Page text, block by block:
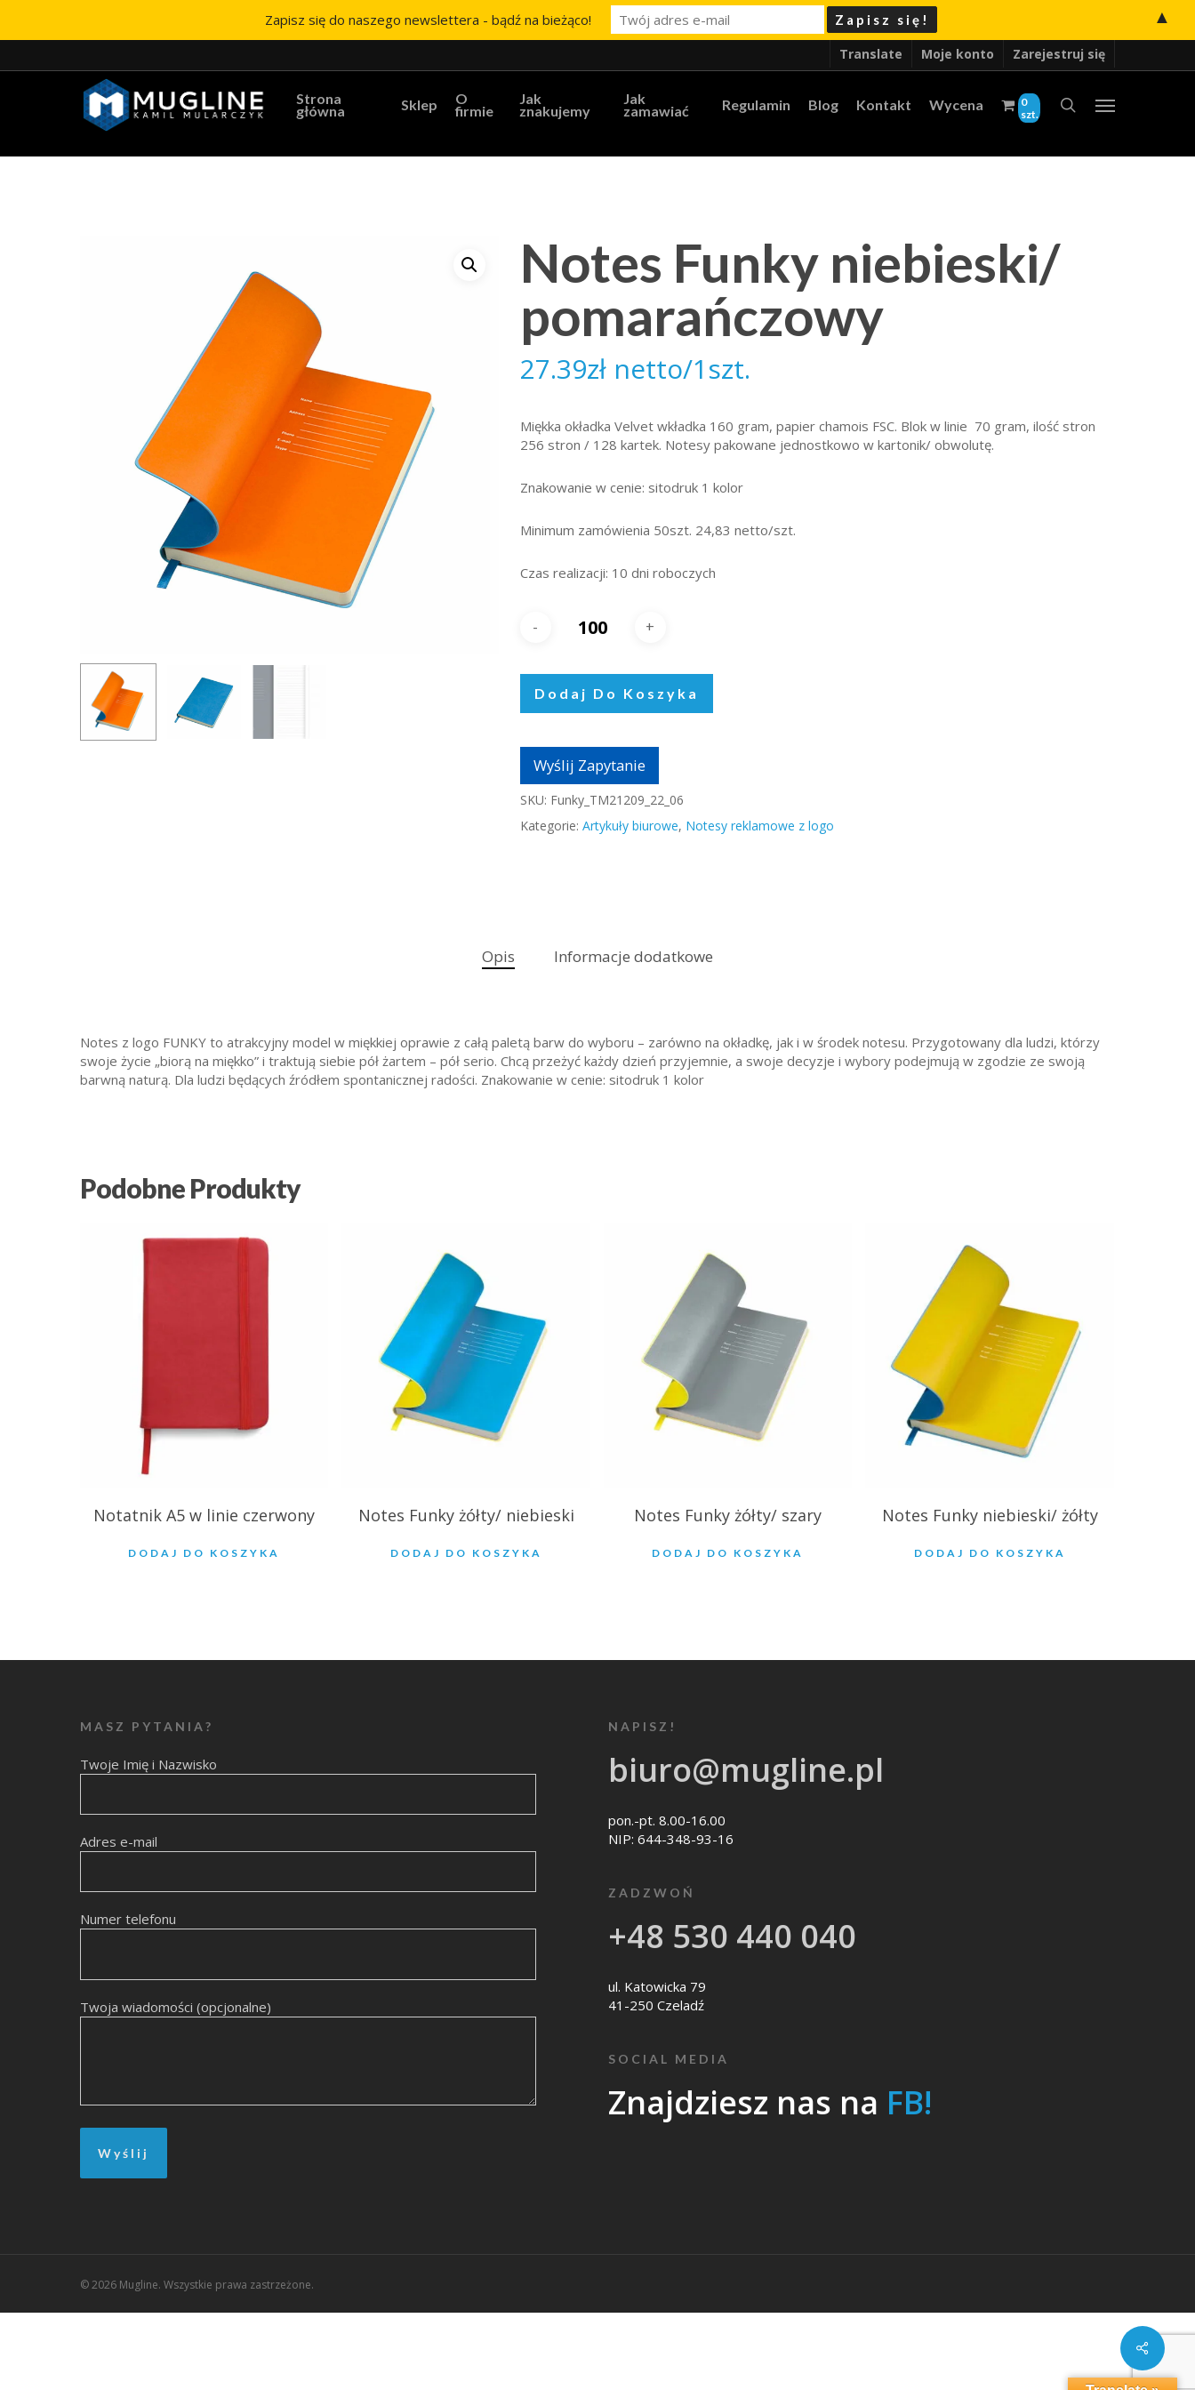
Translate Moje konto Zarejestruj się
Strona
główna Sklep O
firmie
Jak
znakujemy
Jak
zamawiać Regulamin Blog Kontakt Wycena
0
szt.
Notes Funky niebieski/
pomarańczowy
27.39zł netto/1szt.
Miękka okładka Velvet wkładka 160 gram, papier chamois FSC. Blok w linie 70 gram, ilość stron
256 stron / 128 kartek. Notesy pakowane jednostkowo w kartonik/ obwolutę.
Znakowanie w cenie: sitodruk 1 kolor
Minimum zamówienia 50szt. 24,83 netto/szt.
Czas realizacji: 10 dni roboczych
Dodaj Do Koszyka
Wyślij Zapytanie
SKU: Funky_TM21209_22_06
Kategorie: Artykuły biurowe, Notesy reklamowe z logo
Opis Informacje dodatkowe
Notes z logo FUNKY to atrakcyjny model w miękkiej oprawie z całą paletą barw do wyboru – zarówno na okładkę, jak i w środek notesu. Przygotowany dla ludzi, którzy
swoje życie „biorą na miękko” i traktują siebie pół żartem – pół serio. Chcą przeżyć każdy dzień przyjemnie, a swoje decyzje i wybory podejmują w zgodzie ze swoją
barwną naturą. Dla ludzi będących źródłem spontanicznej radości. Znakowanie w cenie: sitodruk 1 kolor
Podobne Produkty
Notatnik A5 w linie czerwony
DODAJ DO KOSZYKA
27.39 zł
Notes Funky żółty/ niebieski
DODAJ DO KOSZYKA
27.39 zł
Notes Funky żółty/ szary
DODAJ DO KOSZYKA
27.39zł
Notes Funky niebieski/ żółty
DODAJ DO KOSZYKA
Share
MASZ PYTANIA?
Twoje Imię i Nazwisko
Adres e-mail
Numer telefonu
Twoja wiadomości (opcjonalne)
NAPISZ!
biuro@mugline.pl
pon.-pt. 8.00-16.00
NIP: 644-348-93-16
ZADZWOŃ
+48 530 440 040
ul. Katowicka 79
41-250 Czeladź
SOCIAL MEDIA
Znajdziesz nas na FB!
© 2026 Mugline. Wszystkie prawa zastrzeżone.
Zapisz się do naszego newslettera - bądź na bieżąco! ▲